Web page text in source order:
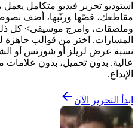
استوديو تحرير فيديو متكامل
مقاطعك، قصّها ورتّبها، أضف
وملصقات، وامزج موسيقى> كل
المسارات. اختر من قوالب
نسبة عرض لريلز أو شورتس أو
عالية. بدون تحميل، بدون
الإبداع.
ابدأ التحرير الآن